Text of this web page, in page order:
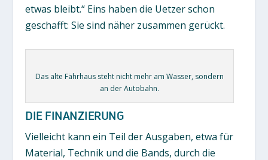
etwas bleibt.“ Eins haben die Uetzer schon
geschafft: Sie sind näher zusammen gerückt.
Das alte Fährhaus steht nicht mehr am Wasser, sondern
an der Autobahn.
DIE FINANZIERUNG
Vielleicht kann ein Teil der Ausgaben, etwa für
Material, Technik und die Bands, durch die